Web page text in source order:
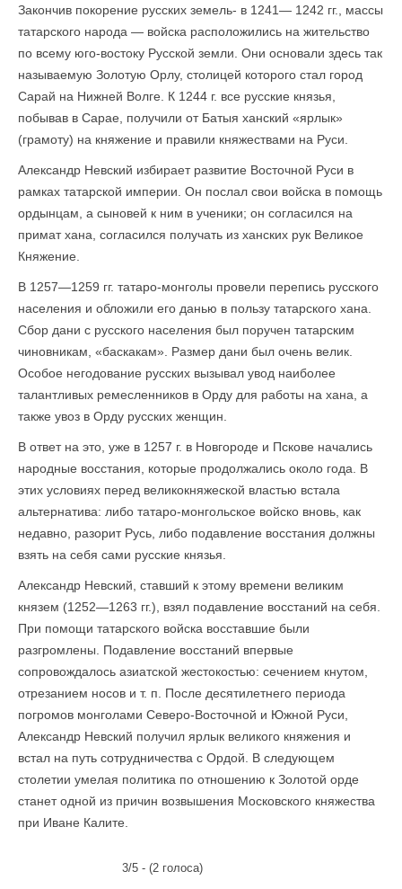
Закончив покорение русских земель- в 1241— 1242 гг., массы
татарского народа — войска расположились на жительство
по всему юго-востоку Русской земли. Они основали здесь так
называемую Золотую Орлу, столицей которого стал город
Сарай на Нижней Волге. К 1244 г. все русские князья,
побывав в Сарае, получили от Батыя ханский «ярлык»
(грамоту) на княжение и правили княжествами на Руси.
Александр Невский избирает развитие Восточной Руси в
рамках татарской империи. Он послал свои войска в помощь
ордынцам, а сыновей к ним в ученики; он согласился на
примат хана, согласился получать из ханских рук Великое
Княжение.
В 1257—1259 гг. татаро-монголы провели перепись русского
населения и обложили его данью в пользу татарского хана.
Сбор дани с русского населения был поручен татарским
чиновникам, «баскакам». Размер дани был очень велик.
Особое негодование русских вызывал увод наиболее
талантливых ремесленников в Орду для работы на хана, а
также увоз в Орду русских женщин.
В ответ на это, уже в 1257 г. в Новгороде и Пскове начались
народные восстания, которые продолжались около года. В
этих условиях перед великокняжеской властью встала
альтернатива: либо татаро-монгольское войско вновь, как
недавно, разорит Русь, либо подавление восстания должны
взять на себя сами русские князья.
Александр Невский, ставший к этому времени великим
князем (1252—1263 гг.), взял подавление восстаний на себя.
При помощи татарского войска восставшие были
разгромлены. Подавление восстаний впервые
сопровождалось азиатской жестокостью: сечением кнутом,
отрезанием носов и т. п. После десятилетнего периода
погромов монголами Северо-Восточной и Южной Руси,
Александр Невский получил ярлык великого княжения и
встал на путь сотрудничества с Ордой. В следующем
столетии умелая политика по отношению к Золотой орде
станет одной из причин возвышения Московского княжества
при Иване Калите.
3/5 - (2 голоса)